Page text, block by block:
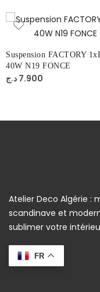
Suspension FACTORY
40W N19 FONCE
7.900 د.ج
Atelier Deco Algérie :
scandinave et
sublimer votre
FR